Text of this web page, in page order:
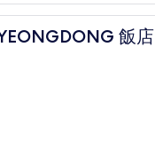
飯店
飯店